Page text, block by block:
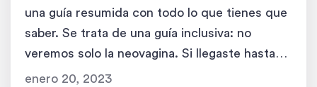
una guía resumida con todo lo que tienes que
saber. Se trata de una guía inclusiva: no
veremos solo la neovagina. Si llegaste hasta
aquí y eres un hombre trans, ¡continúa
enero 20, 2023